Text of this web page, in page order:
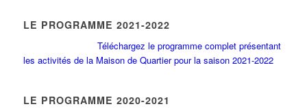
LE PROGRAMME 2021-2022
Téléchargez le programme complet présentant
les activités de la Maison de Quartier pour la saison 2021-2022
LE PROGRAMME 2020-2021